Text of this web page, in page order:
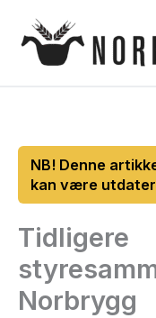
rett
Tidligere
Norbrygg